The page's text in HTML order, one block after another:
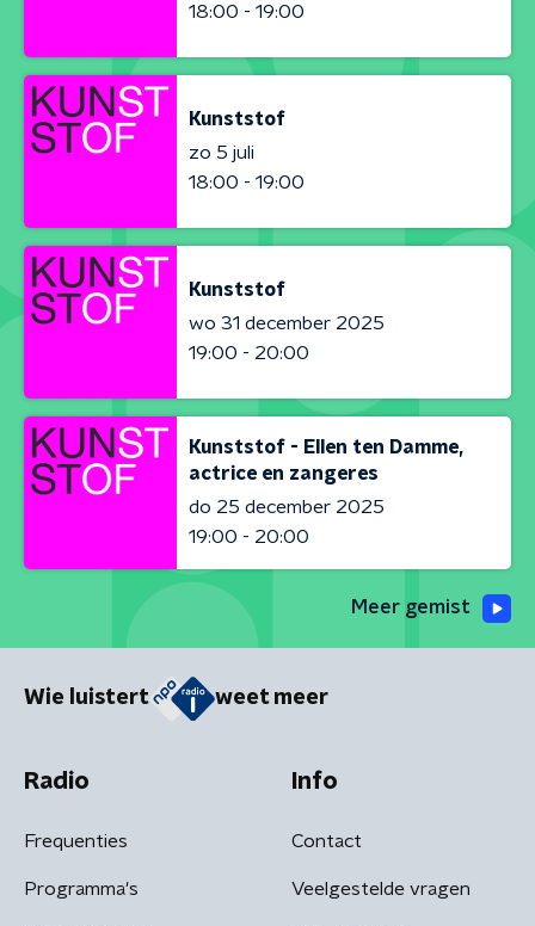
18:00 - 19:00
Kunststof
zo 5 juli
18:00 - 19:00
Kunststof
wo 31 december 2025
19:00 - 20:00
Kunststof - Ellen ten Damme,
actrice en zangeres
do 25 december 2025
19:00 - 20:00
Meer gemist
Wie luistert weet meer
Radio
Frequenties
Programma's
Info
Contact
Veelgestelde vragen